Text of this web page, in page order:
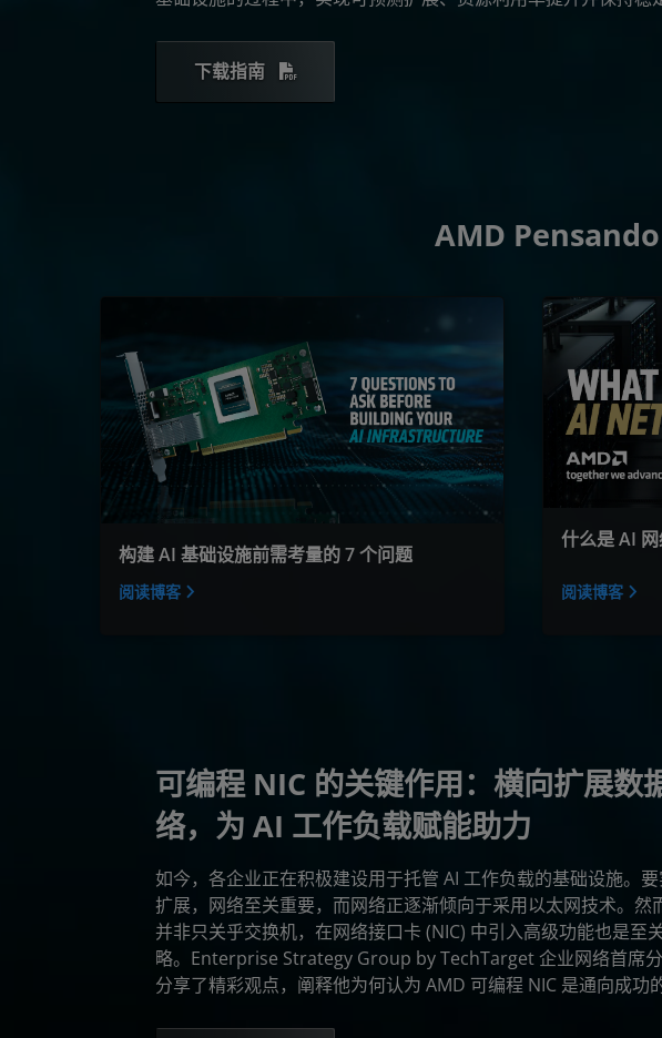
下载指南
AMD
构建 AI 基础设施前需考量的 7 个问题
阅读博客
什么是 AI 网
阅读博客
可编程 NIC 的关键作用：横向扩展数
络，为 AI 工作负载赋能助力
如今，各企业正在积极建设用于托管 AI 工作负载的基础设施。
扩展，网络至关重要，而网络正逐渐倾向于采用以太网技术。然
并非只关乎交换机，在网络接口卡 (NIC) 中引入高级功能也是至
略。Enterprise Strategy Group by TechTarget 企业网络首席
分享了精彩观点，阐释他为何认为 AMD 可编程 NIC 是通向成功